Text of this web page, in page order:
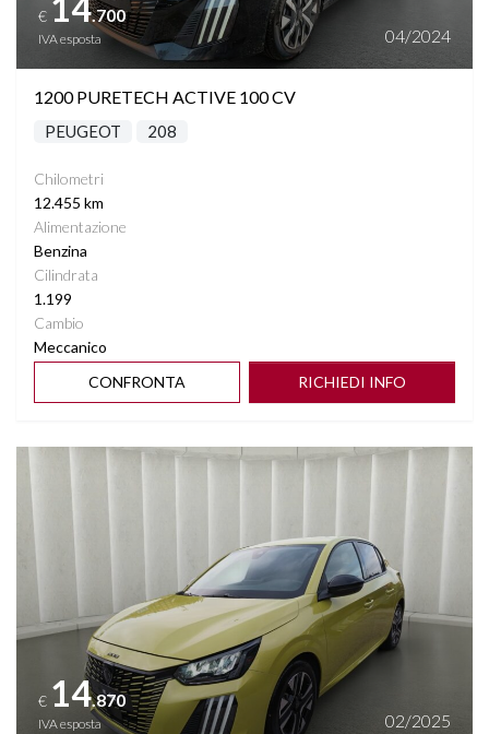
€ .700
IVA esposta 04/2024
1200 PURETECH ACTIVE 100 CV
PEUGEOT 208
Chilometri
12.455 km
Alimentazione
Benzina
Cilindrata
1.199
Cambio
Meccanico
CONFRONTA
RICHIEDI INFO
Vedi dettagli
€ 14.870
IVA esposta 02/2025